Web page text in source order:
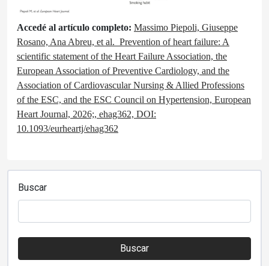
Accedé al artículo completo: Massimo Piepoli, Giuseppe
Rosano, Ana Abreu, et al. Prevention of heart failure: A
scientific statement of the Heart Failure Association, the
European Association of Preventive Cardiology, and the
Association of Cardiovascular Nursing & Allied Professions
of the ESC, and the ESC Council on Hypertension, European
Heart Journal, 2026;, ehag362, DOI:
10.1093/eurheartj/ehag362
Buscar
Buscar